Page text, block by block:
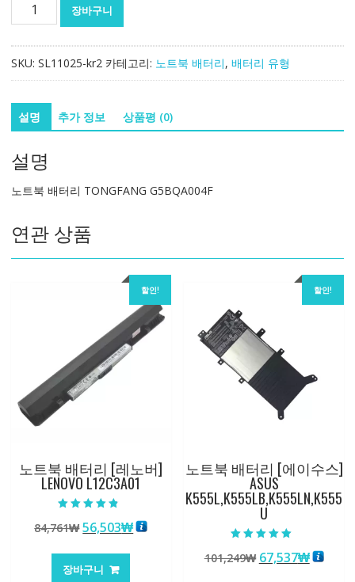
터
TONGFANG
G5BQA004F
량
장바구니
SKU: SL11025-kr2 카테고리: 노트북 배터리, 배터리 유형
설명 추가 정보 상품평 (0)
설명
노트북 배터리 TONGFANG G5BQA004F
연관 상품
할인!
노트북 배터리 [레노버]
LENOVO L12C3A01
4.50
로 평가됨
84,761₩원
가
56,503₩현
장바구니
할인!
노트북 배터리 [에이수스]
ASUS
K555L,K555LB,K555LN,K555
U
5.00
로 평가됨
101,249₩ 원
67,537₩현